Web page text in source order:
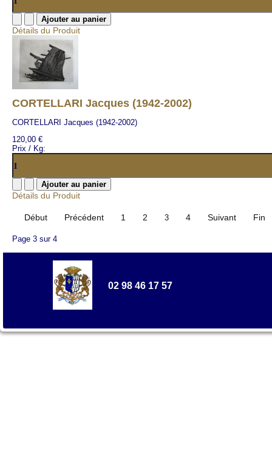
Détails du Produit
CORTELLARI Jacques (1942-2002)
CORTELLARI Jacques (1942-2002)
120,00 €
Prix / Kg:
Détails du Produit
Début Précédent 1 2 3 4 Suivant Fin
Page 3 sur 4
02 98 46 17 57